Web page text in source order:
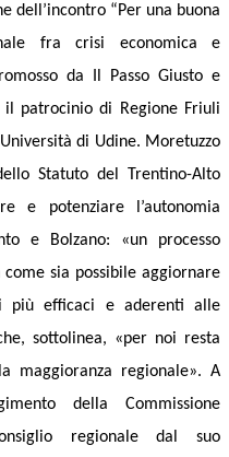
dell’incontro “Per una buona
fra crisi economica e
da Il Passo Giusto e
il patrocinio di Regione Friuli
di Udine. Moretuzzo
Statuto del Trentino-Alto
e potenziare l’autonomia
e Bolzano: «un processo
sia possibile aggiornare
più efficaci e aderenti alle
sottolinea, «per noi resta
maggioranza regionale». A
della Commissione
regionale dal suo